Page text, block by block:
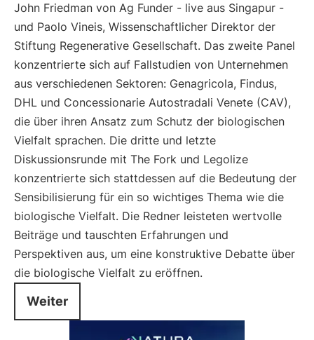
John Friedman von Ag Funder - live aus Singapur -
und Paolo Vineis, Wissenschaftlicher Direktor der
Stiftung Regenerative Gesellschaft. Das zweite Panel
konzentrierte sich auf Fallstudien von Unternehmen
aus verschiedenen Sektoren: Genagricola, Findus,
DHL und Concessionarie Autostradali Venete (CAV),
die über ihren Ansatz zum Schutz der biologischen
Vielfalt sprachen. Die dritte und letzte
Diskussionsrunde mit The Fork und Legolize
konzentrierte sich stattdessen auf die Bedeutung der
Sensibilisierung für ein so wichtiges Thema wie die
biologische Vielfalt. Die Redner leisteten wertvolle
Beiträge und tauschten Erfahrungen und
Perspektiven aus, um eine konstruktive Debatte über
die biologische Vielfalt zu eröffnen.
Weiter